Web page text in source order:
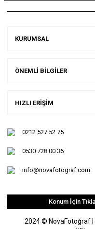
KURUMSAL
ÖNEMLİ BİLGİLER
HIZLI ERİŞİM
0212 527 52 75
0530 728 00 36
info@novafotograf.com
Konum İçin
2024 © NovaFotoğraf |